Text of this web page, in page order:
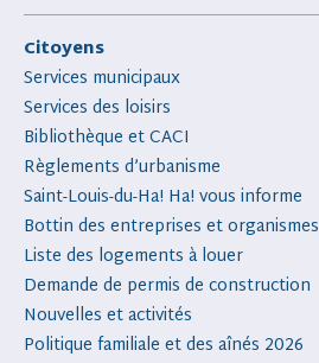
Citoyens
Services municipaux
Services des loisirs
Bibliothèque et CACI
Règlements d’urbanisme
Saint-Louis-du-Ha! Ha! vous informe
Bottin des entreprises et organismes
Liste des logements à louer
Demande de permis de construction
Nouvelles et activités
Politique familiale et des aînés 2026